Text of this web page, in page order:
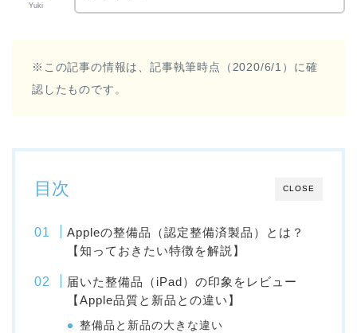
Yuki
※この記事の情報は、記事執筆時点（2020/6/1）に確
認したものです。
CLOSE
目次
Appleの整備品（認定整備済製品）とは？
【知っておきたい特徴を解説】
届いた整備品（iPad）の印象をレビュー
【Apple品質と新品との違い】
整備品と新品の大きな違い